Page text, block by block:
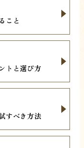
こと
トと選び方
すべき方法